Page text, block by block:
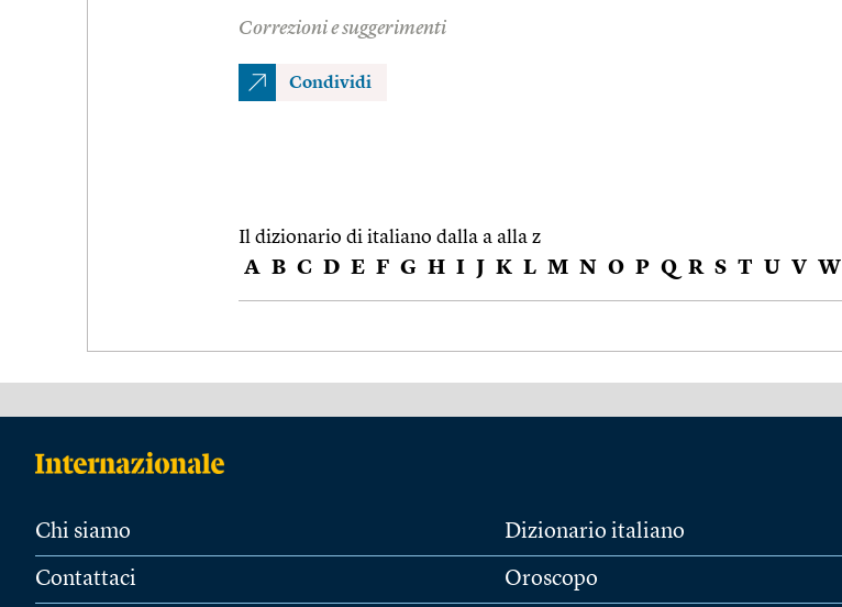
Correzioni e suggerimenti
Condividi
Il dizionario di italiano dalla a alla z
A B C D E F G H I J K L M N O P Q R S T U V W
Chi siamo
Contattaci
Dizionario italiano
Oroscopo